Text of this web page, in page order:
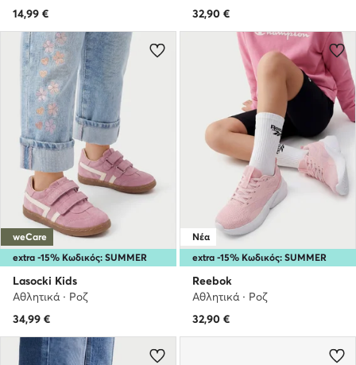
14,99 €
32,90 €
extra -15% Κωδικός: SUMMER
weCare
Lasocki Kids
Αθλητικά · Ροζ
34,99 €
extra -15% Κωδικός: SUMMER
Νέα
Reebok
Αθλητικά · Ροζ
32,90 €